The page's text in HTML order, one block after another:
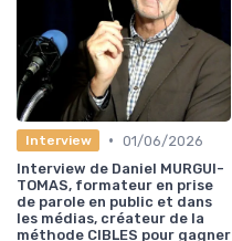
Interview • 01/06/2026
Interview de Daniel MURGUI-
TOMAS, formateur en prise
de parole en public et dans
les médias, créateur de la
méthode CIBLES pour gagner